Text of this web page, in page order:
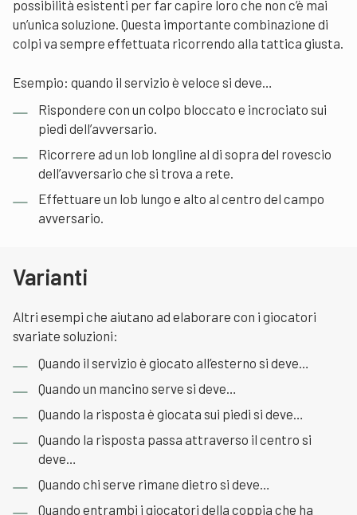
possibilità esistenti per far capire loro che non c’è mai
un’unica soluzione. Questa importante combinazione di
colpi va sempre effettuata ricorrendo alla tattica giusta.
Esempio: quando il servizio è veloce si deve…
Rispondere con un colpo bloccato e incrociato sui
piedi dell’avversario.
Ricorrere ad un lob longline al di sopra del rovescio
dell’avversario che si trova a rete.
Effettuare un lob lungo e alto al centro del campo
avversario.
Varianti
Altri esempi che aiutano ad elaborare con i giocatori
svariate soluzioni:
Quando il servizio è giocato all’esterno si deve…
Quando un mancino serve si deve…
Quando la risposta è giocata sui piedi si deve…
Quando la risposta passa attraverso il centro si
deve…
Quando chi serve rimane dietro si deve…
Quando entrambi i giocatori della coppia che ha